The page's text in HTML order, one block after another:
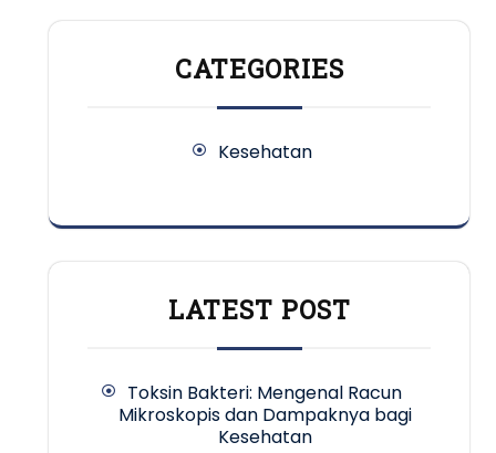
CATEGORIES
Kesehatan
LATEST POST
Toksin Bakteri: Mengenal Racun
Mikroskopis dan Dampaknya bagi
Kesehatan